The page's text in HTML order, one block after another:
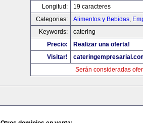
Longitud:
19 caracteres
Categorias:
Alimentos y Bebidas,
Keywords:
catering
Precio:
Realizar una oferta!
Visitar!
Serán consideradas